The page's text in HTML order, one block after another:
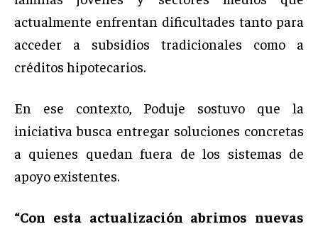
actualmente enfrentan dificultades tanto para
acceder a subsidios tradicionales como a
créditos hipotecarios.
En ese contexto, Poduje sostuvo que la
iniciativa busca entregar soluciones concretas
a quienes quedan fuera de los sistemas de
apoyo existentes.
“Con esta actualización abrimos nuevas